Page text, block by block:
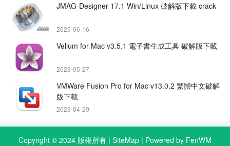
JMAG-Designer 17.1 Win/Linux 破解版下載 crack
2025-06-16
Vellum for Mac v3.5.1 電子書生成工具 破解版下載
2023-05-27
VMWare Fusion Pro for Mac v13.0.2 繁體中文破解
版下載
2023-04-29
Copyright © 2024 版權所有 | SiteMap | Powered by FenWM